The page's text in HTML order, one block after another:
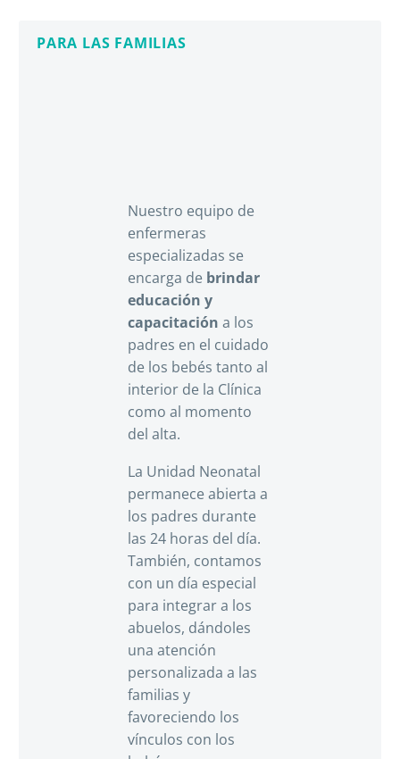
PARA LAS FAMILIAS
Nuestro equipo de
enfermeras
especializadas se
encarga de brindar
educación y
capacitación a los
padres en el cuidado
de los bebés tanto al
interior de la Clínica
como al momento
del alta.
La Unidad Neonatal
permanece abierta a
los padres durante
las 24 horas del día.
También, contamos
con un día especial
para integrar a los
abuelos, dándoles
una atención
personalizada a las
familias y
favoreciendo los
vínculos con los